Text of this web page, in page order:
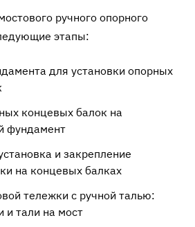
ручного опорного
этапы:
для установки опорных
концевых балок на
фундамент
и закрепление
на концевых балках
тележки с ручной талью:
и тали на мост